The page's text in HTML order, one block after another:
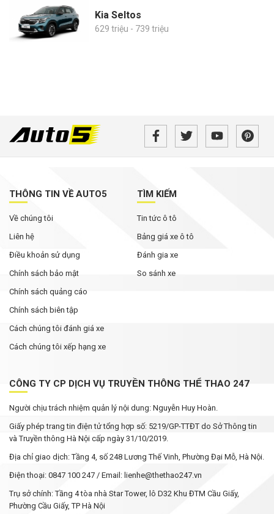
Kia Seltos
629 triệu - 739 triệu
THÔNG TIN VỀ AUTO5
Về chúng tôi
Liên hệ
Điều khoản sử dụng
Chính sách bảo mật
Chính sách quảng cáo
Chính sách biên tập
Cách chúng tôi đánh giá xe
Cách chúng tôi xếp hạng xe
TÌM KIẾM
Tin tức ô tô
Bảng giá xe ô tô
Đánh gia xe
So sánh xe
CÔNG TY CP DỊCH VỤ TRUYỀN THÔNG THỂ THAO 247
Người chịu trách nhiệm quản lý nội dung: Nguyễn Huy Hoàn.
Giấy phép trang tin điện tử tổng hợp số: 5219/GP-TTĐT do Sở Thông tin
và Truyền thông Hà Nội cấp ngày 31/10/2019.
Địa chỉ giao dịch: Tầng 4, số 248 Lương Thế Vinh, Phường Đại Mỗ, Hà Nội.
Điện thoại: 0847 100 247 / Email: lienhe@thethao247.vn
Trụ sở chính: Tầng 4 tòa nhà Star Tower, lô D32 Khu ĐTM Cầu Giấy,
Phường Cầu Giấy, TP Hà Nội